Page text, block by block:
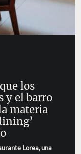
los
y el barro
materia
Lorea, una